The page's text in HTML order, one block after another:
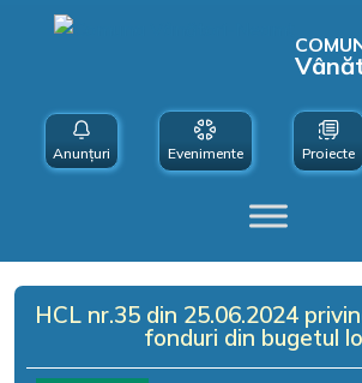
Anunțuri Evenimente Proiecte
HCL nr.35 din 25.06.2024
fonduri din bugetul